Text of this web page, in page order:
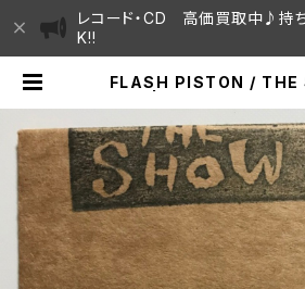
レコード・CD 高価買取中♪持
K!!
FLASH PISTON / THE
ード屋